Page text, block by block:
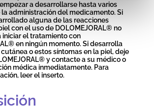
a desarrollarse hasta varios
la administración del medicamento. Si
alguna de las reacciones
con el uso de DOLOMEJORAL® no
iniciar el tratamiento con
en ningún momento. Si desarrolla
o estos síntomas en la piel, deje
y contacte a su médico o
médica inmediatamente. Para
leer el inserto.